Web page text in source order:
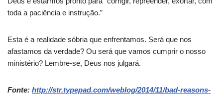
toda a paciência e instrução.”
Esta é a realidade sóbria que enfrentamos. Será que nos
afastamos da verdade? Ou será que vamos cumprir o nosso
ministério? Lembre-se, Deus nos julgará.
Fonte: http://str.typepad.com/weblog/2014/11/bad-reasons-